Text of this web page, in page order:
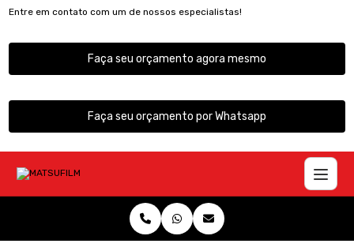
Entre em contato com um de nossos especialistas!
Faça seu orçamento agora mesmo
Faça seu orçamento por Whatsapp